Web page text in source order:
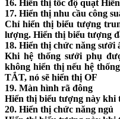
16. Hiển thị tốc độ quạt
17. Hiển thị nhu cầu công
Chỉ hiển thị biểu tượng
lượng. Hiển thị biểu tượng
18. Hiển thị chức năng sưởi
Khi hệ thống sưởi phụ
không hiển thị nếu hệ
TẮT, nó sẽ hiển thị OF
19. Màn hình rã đông
Hiển thị biểu tượng này khi
20. Hiển thị chức năng ngủ